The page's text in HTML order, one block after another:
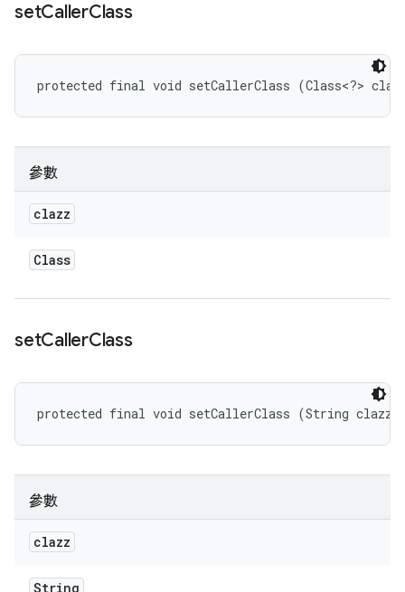
setCallerClass
protected final void setCallerClass (Class<?>
參數
clazz
Class
setCallerClass
protected final void setCallerClass (String clazz)
參數
clazz
String